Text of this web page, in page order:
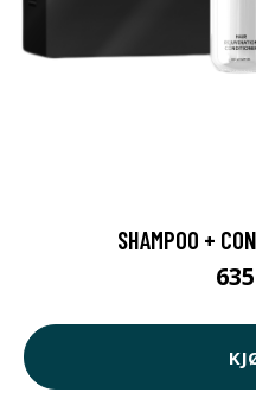
SHAMPOO +